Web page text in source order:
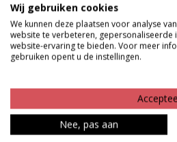
Product kenmerken
Betaalinformatie
Wij gebruiken cookies
We kunnen deze plaatsen voor analyse
website te verbeteren, gepersonaliseerde
website-ervaring te bieden. Voor meer
gebruiken opent u de instellingen.
Nee, pas aan